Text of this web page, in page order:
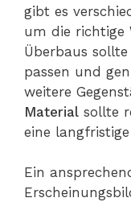
gibt es
um die richtige
Überbaus
passen und
weitere
Material sollte
eine
Ein